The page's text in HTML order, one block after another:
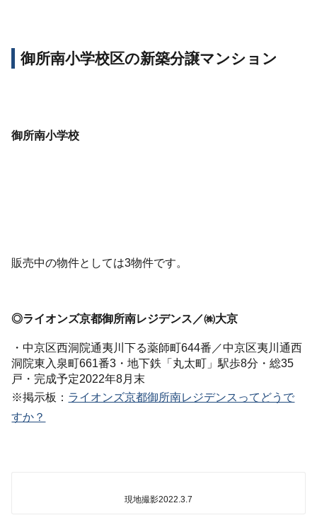
御所南小学校区の新築分譲マンション
御所南小学校
販売中の物件としては3物件です。
◎ライオンズ京都御所南レジデンス／㈱大京
・中京区西洞院通夷川下る薬師町644番／中京区夷川通西
洞院東入泉町661番3・地下鉄「丸太町」駅歩8分・総35
戸・完成予定2022年8月末
※掲示板： ライオンズ京都御所南レジデンスってどうで
すか？
現地撮影2022.3.7